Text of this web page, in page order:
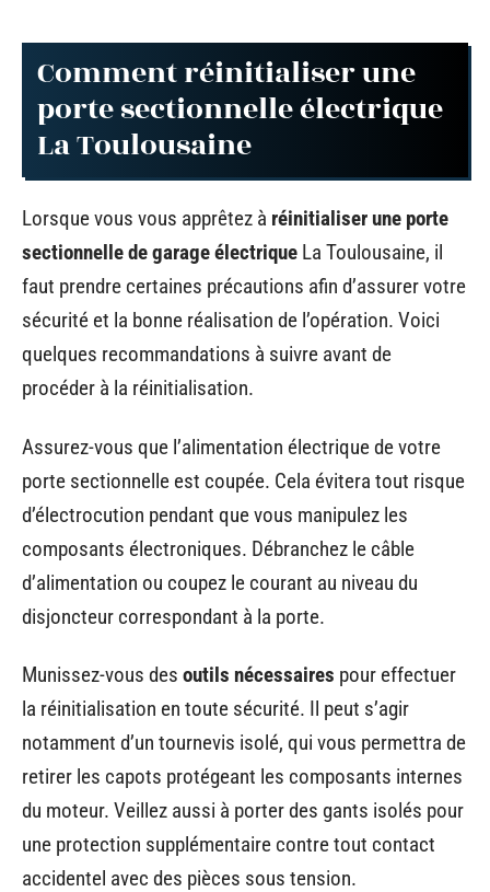
Comment réinitialiser une
porte sectionnelle électrique
La Toulousaine
Lorsque vous vous apprêtez à réinitialiser une porte
sectionnelle de garage électrique La Toulousaine, il
faut prendre certaines précautions afin d’assurer votre
sécurité et la bonne réalisation de l’opération. Voici
quelques recommandations à suivre avant de
procéder à la réinitialisation.
Assurez-vous que l’alimentation électrique de votre
porte sectionnelle est coupée. Cela évitera tout risque
d’électrocution pendant que vous manipulez les
composants électroniques. Débranchez le câble
d’alimentation ou coupez le courant au niveau du
disjoncteur correspondant à la porte.
Munissez-vous des outils nécessaires pour effectuer
la réinitialisation en toute sécurité. Il peut s’agir
notamment d’un tournevis isolé, qui vous permettra de
retirer les capots protégeant les composants internes
du moteur. Veillez aussi à porter des gants isolés pour
une protection supplémentaire contre tout contact
accidentel avec des pièces sous tension.